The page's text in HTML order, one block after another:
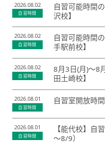
2026.08.02
自習時間
自習可能時間
沢校】
2026.08.02
自習時間
自習可能時間
手駅前校】
2026.08.02
自習時間
8月3日(月)～8
田土崎校】
2026.08.01
自習時間
自習室開放時
2026.08.01
自習時間
【能代校】自
～8/9）